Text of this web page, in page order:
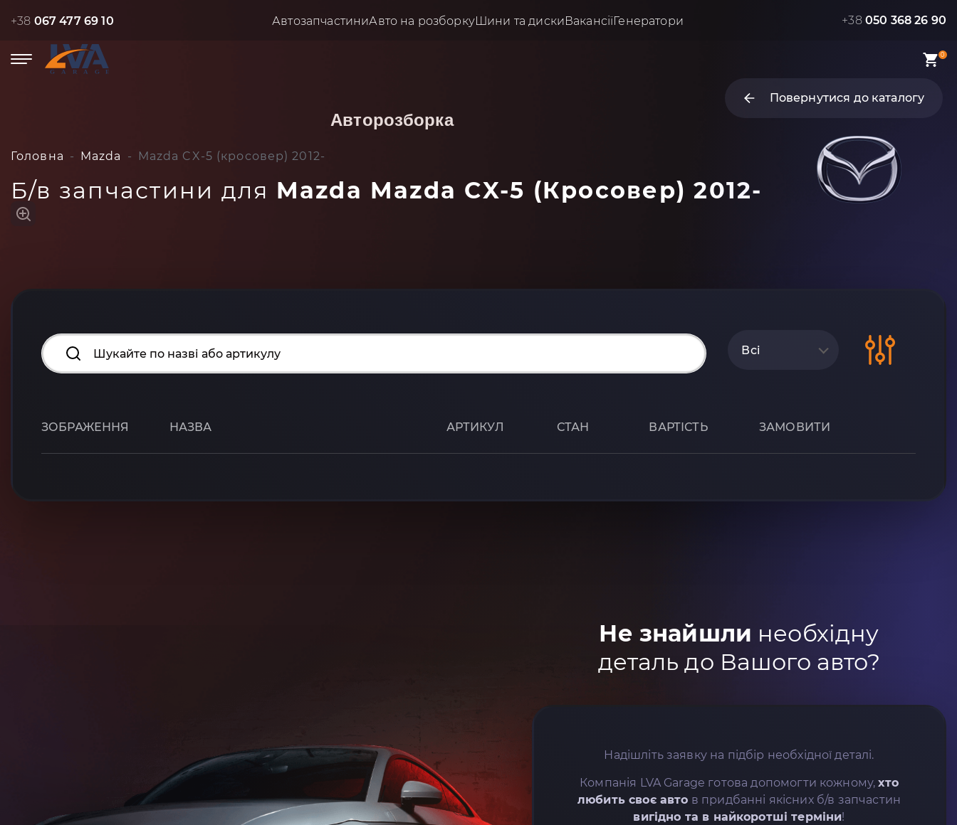
+38 067 477 69 10 АвтозапчастиниАвто на розборкуШини та дискиВакансіїГенератори +38 050 368 26 90
0
Повернутися до каталогу
Авторозборка
Головна Mazda Mazda CX-5 (кросовер) 2012-
Б/в запчастини для Mazda Mazda CX-5 (кросовер) 2012-
Всі
ЗОБРАЖЕННЯ НАЗВА АРТИКУЛ СТАН ВАРТІСТЬ ЗАМОВИТИ
Не знайшли необхідну
деталь до Вашого авто?
Надішліть заявку на підбір необхідної деталі.
Компанія LVA Garage готова допомогти кожному,хто
любить своє авто в придбанні якісних б/в запчастин
вигідно та в найкоротші терміни!